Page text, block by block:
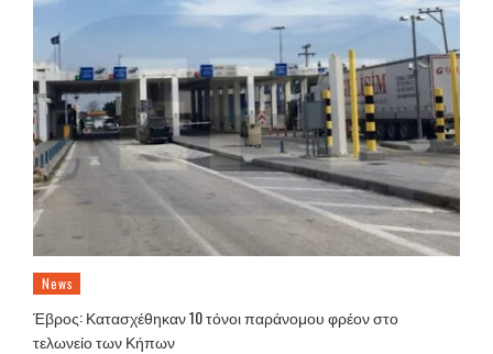
News
Έβρος: Κατασχέθηκαν 10 τόνοι παράνομου φρέον στο
τελωνείο των Κήπων